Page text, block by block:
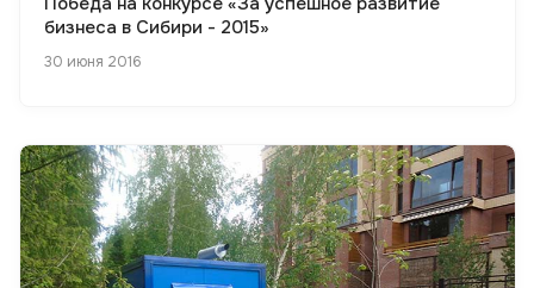
бизнеса в Сибири - 2015»
30 июня 2016